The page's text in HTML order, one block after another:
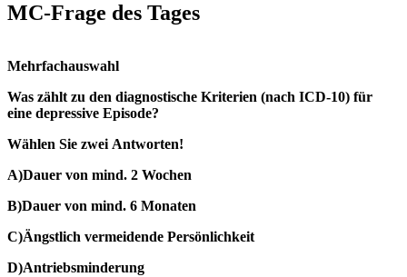
MC-Frage des Tages
Mehrfachauswahl
Was zählt zu den diagnostische Kriterien (nach ICD-10) für
eine depressive Episode?
Wählen Sie zwei Antworten!
A)Dauer von mind. 2 Wochen
B)Dauer von mind. 6 Monaten
C)Ängstlich vermeidende Persönlichkeit
D)Antriebsminderung